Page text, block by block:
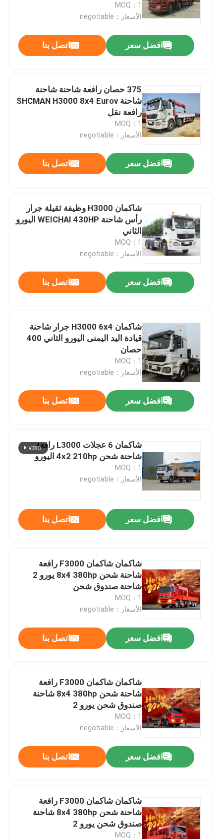
المنتجات
جولة في المعمل
اتصل بنا
اطلب اقتباس
شاحنة جرار
MOQ：1
الأسعار：negotiable
افضل سعر اتصل بنا
375 حصان رافعة شاحنة شاحنة
شاحنة SHCMAN H3000 8x4 Eurov
رافعة نقل
MOQ：1
الأسعار：negotiable
افضل سعر اتصل بنا
شاكمان H3000 وظيفة ثقيلة جرار
رأس شاحنة WEICHAI 430HP اليورو
الثاني
MOQ：1
الأسعار：negotiable
افضل سعر اتصل بنا
شاكمان H3000 6x4 جرار شاحنة
قيادة اليد اليمنى اليورو الثاني 400
حصان
MOQ：1
الأسعار：negotiable
افضل سعر اتصل بنا
شاكمان 6 عجلات L3000 رافعة
شاحنة شحن 4x2 210hp اليورو
MOQ：1
الأسعار：negotiable
افضل سعر اتصل بنا
شاكمان شاكمان F3000 رافعة
شاحنة شحن 8x4 380hp يورو 2
شاحنة صندوق شحن
MOQ：1
الأسعار：negotiable
افضل سعر اتصل بنا
شاكمان شاكمان F3000 رافعة
شاحنة شحن 8x4 380hp شاحنة
صندوق شحن يورو 2
MOQ：1
الأسعار：negotiable
افضل سعر اتصل بنا
شاكمان شاكمان F3000 رافعة
شاحنة شحن 8x4 380hp شاحنة
صندوق شحن يورو 2
MOQ：1